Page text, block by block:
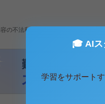
の不法利用、無断転載・配布は著作
🎓 AIス
学習をサポート